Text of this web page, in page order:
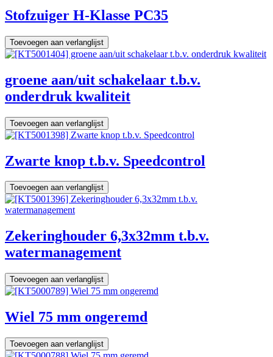
Stofzuiger H-Klasse PC35
Toevoegen aan verlanglijst
groene aan/uit schakelaar t.b.v.
onderdruk kwaliteit
Toevoegen aan verlanglijst
Zwarte knop t.b.v. Speedcontrol
Toevoegen aan verlanglijst
Zekeringhouder 6,3x32mm t.b.v.
watermanagement
Toevoegen aan verlanglijst
Wiel 75 mm ongeremd
Toevoegen aan verlanglijst